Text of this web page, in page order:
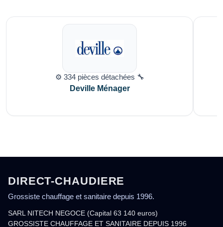
⚙️ 334 pièces détachées 🔧
Deville Ménager
DIRECT-CHAUDIERE
Grossiste chauffage et sanitaire depuis 1996.
SARL NITECH NEGOCE (Capital 63 140 euros)
GROSSISTE CHAUFFAGE ET SANITAIRE DEPUIS 1996